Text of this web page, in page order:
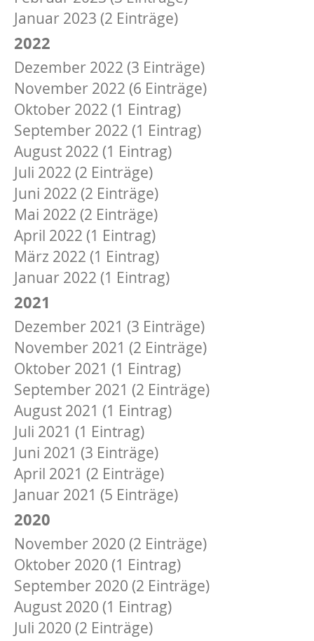
Januar 2023 (2 Einträge)
2022
Dezember 2022 (3 Einträge)
November 2022 (6 Einträge)
Oktober 2022 (1 Eintrag)
September 2022 (1 Eintrag)
August 2022 (1 Eintrag)
Juli 2022 (2 Einträge)
Juni 2022 (2 Einträge)
Mai 2022 (2 Einträge)
April 2022 (1 Eintrag)
März 2022 (1 Eintrag)
Januar 2022 (1 Eintrag)
2021
Dezember 2021 (3 Einträge)
November 2021 (2 Einträge)
Oktober 2021 (1 Eintrag)
September 2021 (2 Einträge)
August 2021 (1 Eintrag)
Juli 2021 (1 Eintrag)
Juni 2021 (3 Einträge)
April 2021 (2 Einträge)
Januar 2021 (5 Einträge)
2020
November 2020 (2 Einträge)
Oktober 2020 (1 Eintrag)
September 2020 (2 Einträge)
August 2020 (1 Eintrag)
Juli 2020 (2 Einträge)